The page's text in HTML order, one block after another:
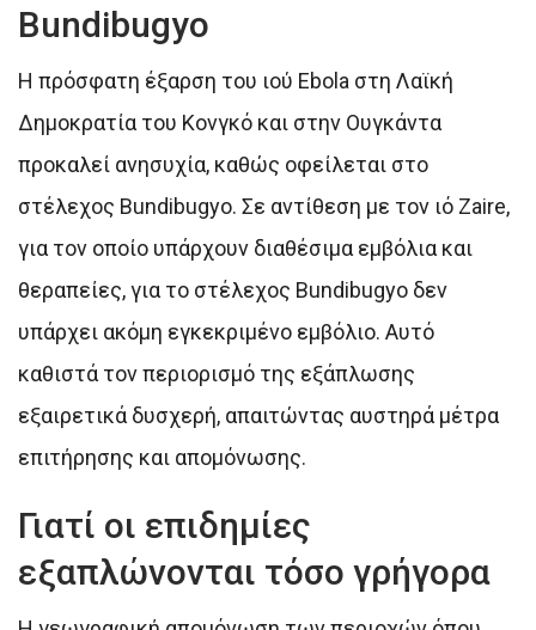
Bundibugyo
Η πρόσφατη έξαρση του ιού Ebola στη Λαϊκή
Δημοκρατία του Κονγκό και στην Ουγκάντα
προκαλεί ανησυχία, καθώς οφείλεται στο
στέλεχος Bundibugyo. Σε αντίθεση με τον ιό Zaire,
για τον οποίο υπάρχουν διαθέσιμα εμβόλια και
θεραπείες, για το στέλεχος Bundibugyo δεν
υπάρχει ακόμη εγκεκριμένο εμβόλιο. Αυτό
καθιστά τον περιορισμό της εξάπλωσης
εξαιρετικά δυσχερή, απαιτώντας αυστηρά μέτρα
επιτήρησης και απομόνωσης.
Γιατί οι επιδημίες
εξαπλώνονται τόσο γρήγορα